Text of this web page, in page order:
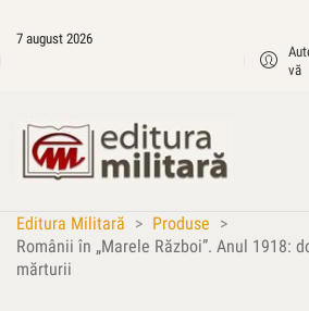
7 august 2026
vă
Editura Militară > Produse >
Românii în „Marele Război”. Anul 1918:
mărturii